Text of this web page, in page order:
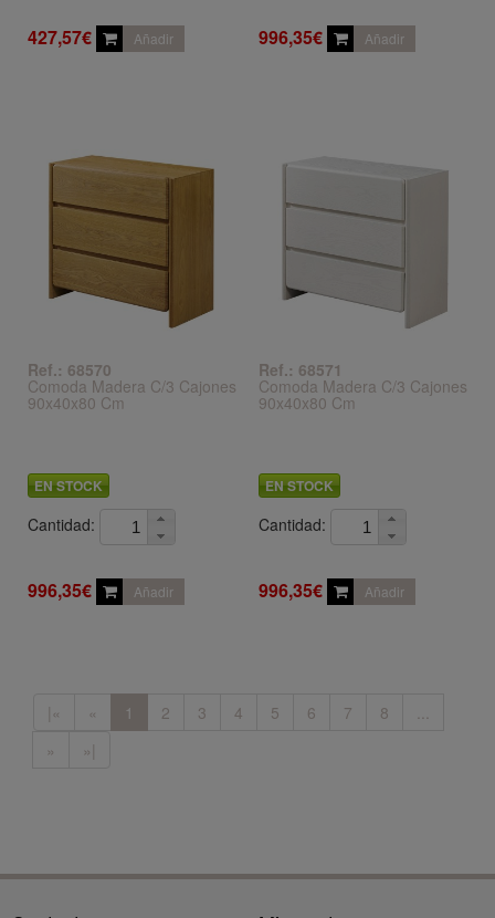
427,57€ Añadir 996,35€ Añadir
Ref.: 68570
Comoda Madera C/3 Cajones
90x40x80 Cm
EN STOCK
Cantidad:
996,35€ Añadir
Ref.: 68571
Comoda Madera C/3 Cajones
90x40x80 Cm
EN STOCK
Cantidad:
996,35€ Añadir
|« « 1 2 3 4 5 6 7 8
...
»
»|